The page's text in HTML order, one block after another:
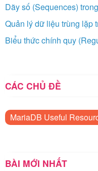
Dãy số (Sequences)
Quản lý dữ liệu trùng lặp
Biểu thức chính quy
CÁC CHỦ ĐỀ
MariaDB Useful
BÀI MỚI NHẤT